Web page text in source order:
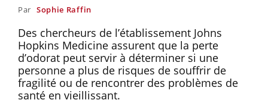
Par Sophie Raffin
Des chercheurs de l’établissement Johns
Hopkins Medicine assurent que la perte
d’odorat peut servir à déterminer si une
personne a plus de risques de souffrir de
fragilité ou de rencontrer des problèmes de
santé en vieillissant.